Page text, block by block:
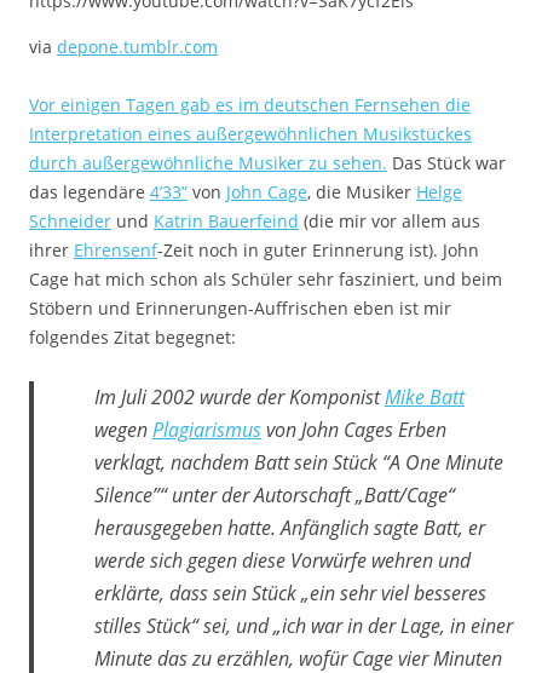
via depone.tumblr.com
Vor einigen Tagen gab es im deutschen Fernsehen die
Interpretation eines außergewöhnlichen Musikstückes
durch außergewöhnliche Musiker zu sehen. Das Stück war
das legendäre 4’33” von John Cage, die Musiker Helge
Schneider und Katrin Bauerfeind (die mir vor allem aus
ihrer Ehrensenf-Zeit noch in guter Erinnerung ist). John
Cage hat mich schon als Schüler sehr fasziniert, und beim
Stöbern und Erinnerungen-Auffrischen eben ist mir
folgendes Zitat begegnet:
Im Juli 2002 wurde der KomponistMike Batt
wegenPlagiarismusvon John Cages Erben
verklagt, nachdem Batt sein Stück “A One Minute
Silence”“ unter der Autorschaft „Batt/Cage“
herausgegeben hatte. Anfänglich sagte Batt, er
werde sich gegen diese Vorwürfe wehren und
erklärte, dass sein Stück „ein sehr viel besseres
stilles Stück“ sei, und „ich war in der Lage, in einer
Minute das zu erzählen, wofür Cage vier Minuten